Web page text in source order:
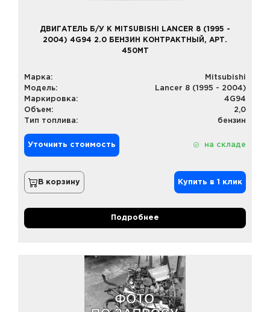
ДВИГАТЕЛЬ Б/У К MITSUBISHI LANCER 8 (1995 -
2004) 4G94 2.0 БЕНЗИН КОНТРАКТНЫЙ, АРТ.
450MT
Марка:
Mitsubishi
Модель:
Lancer 8 (1995 - 2004)
Маркировка:
4G94
Объем:
2,0
Тип топлива:
бензин
Уточнить стоимость на складе
В корзину Купить в 1 клик
Подробнее